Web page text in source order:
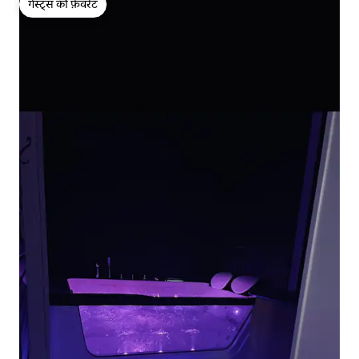
गेस्ट्स की फ़ेवरेट
गेस्ट्स की फ़ेवरेट